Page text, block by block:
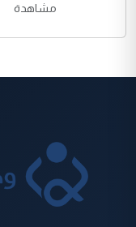
مشاهدة